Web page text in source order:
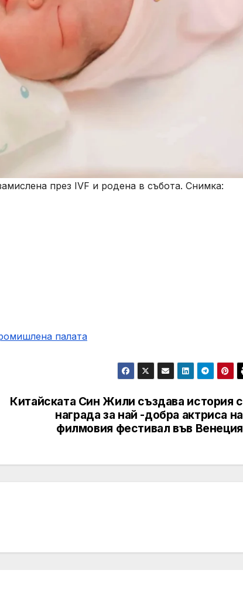
през IVF и родена в събота. Снимка:
палaта
Китайската Син Жили създава история с
награда за най -добра актриса на
филмовия фестивал във Венеция